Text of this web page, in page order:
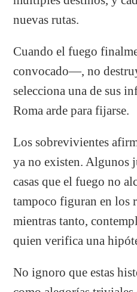
nuevas rutas.
Cuando el fuego
convocado—, no
selecciona una de sus
Roma arde para fijarse.
Los sobrevivientes
ya no existen. Algunos
casas que el fuego no
tampoco figuran en los
mientras tanto,
quien verifica una
No ignoro que estas